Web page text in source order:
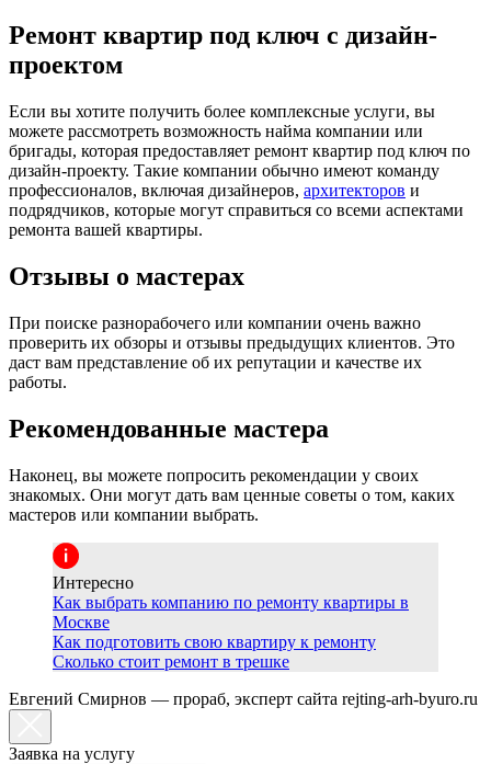
Ремонт квартир под ключ с дизайн-
проектом
Если вы хотите получить более комплексные услуги, вы
можете рассмотреть возможность найма компании или
бригады, которая предоставляет ремонт квартир под ключ по
дизайн-проекту. Такие компании обычно имеют команду
профессионалов, включая дизайнеров, архитекторов и
подрядчиков, которые могут справиться со всеми аспектами
ремонта вашей квартиры.
Отзывы о мастерах
При поиске разнорабочего или компании очень важно
проверить их обзоры и отзывы предыдущих клиентов. Это
даст вам представление об их репутации и качестве их
работы.
Рекомендованные мастера
Наконец, вы можете попросить рекомендации у своих
знакомых. Они могут дать вам ценные советы о том, каких
мастеров или компании выбрать.
Интересно
Как выбрать компанию по ремонту квартиры в
Москве
Как подготовить свою квартиру к ремонту
Сколько стоит ремонт в трешке
Евгений Смирнов — прораб, эксперт сайта rejting-arh-byuro.ru
Заявка на услугу